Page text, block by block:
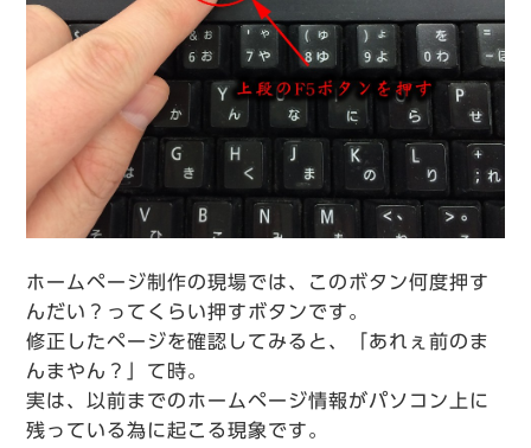
ホームページ制作の現場では、このボタン何度押す
んだい？ってくらい押すボタンです。
修正したページを確認してみると、「あれぇ前のま
んまやん？」て時。
実は、以前までのホームページ情報がパソコン上に
残っている為に起こる現象です。